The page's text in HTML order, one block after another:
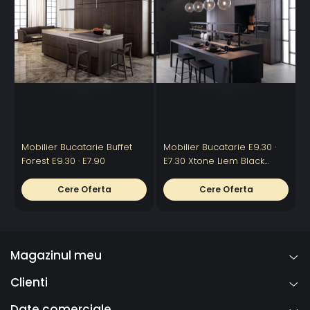
Mobilier Bucatarie Buffet
Forest E9.30 · E7.90
Cere Oferta
Mobilier Bucatarie E9.30 ·
E7.30 Xtone Liem Black
Cere Oferta
Magazinul meu
Clienti